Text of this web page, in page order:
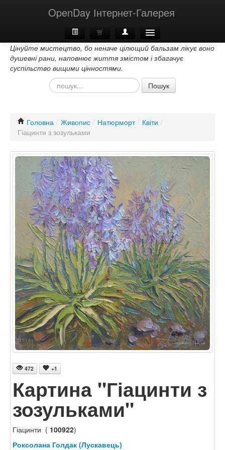
OpenDay Інтернет-Галерея
Головна
Про Нас
Цінуйте мистецтво, бо неначе цілющий бальзам лікує воно
душевні рани, наповнює життя змістом і збагачує
суспільство вищими цінностями.
Пошук
Головна / Живопис / Натюрморт / Квіти /
Гіацинти з зозульками
472 +1
Картина "Гіацинти з
зозульками"
Гіацинти ( 100922)
Роксолана Голдак (Лускавець)